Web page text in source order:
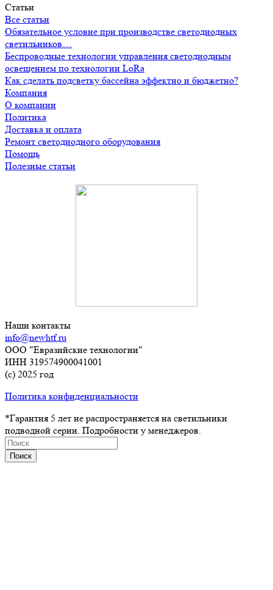
Статьи
Все статьи
Обязательное условие при производстве светодиодных
светильников…
Беспроводные технологии управления светодиодным
освещением по технологии LoRa
Как сделать подсветку бассейна эффектно и бюджетно?
Компания
О компании
Политика
Доставка и оплата
Ремонт светодиодного оборудования
Помощь
Полезные статьи
Наши контакты
info@newhtf.ru
ООО "Евразийские технологии"
ИНН 319574900041001
(с) 2025 год
Политика конфиденциальности
*Гарантия 5 лет не распространяется на светильники
подводной серии. Подробности у менеджеров.
Поиск